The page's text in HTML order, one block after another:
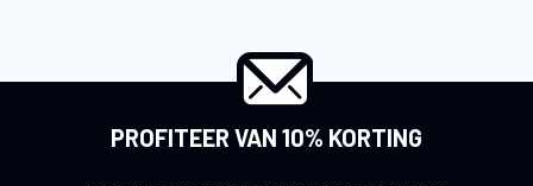
PROFITEER VAN 10% KORTING